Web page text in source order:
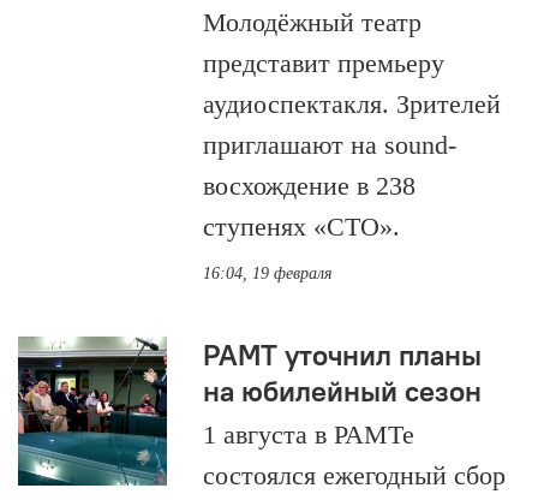
Молодёжный театр
представит премьеру
аудиоспектакля. Зрителей
приглашают на sound-
восхождение в 238
ступенях «СТО».
16:04, 19 февраля
РАМТ уточнил планы
на юбилейный сезон
1 августа в РАМТе
состоялся ежегодный сбор